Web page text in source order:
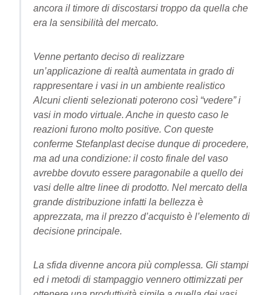
ancora il timore di discostarsi troppo da quella che
era la sensibilità del mercato.
Venne pertanto deciso di realizzare
un’applicazione di realtà aumentata in grado di
rappresentare i vasi in un ambiente realistico
Alcuni clienti selezionati poterono così “vedere” i
vasi in modo virtuale. Anche in questo caso le
reazioni furono molto positive. Con queste
conferme Stefanplast decise dunque di procedere,
ma ad una condizione: il costo finale del vaso
avrebbe dovuto essere paragonabile a quello dei
vasi delle altre linee di prodotto. Nel mercato della
grande distribuzione infatti la bellezza è
apprezzata, ma il prezzo d’acquisto è l’elemento di
decisione principale.
La sfida divenne ancora più complessa. Gli stampi
ed i metodi di stampaggio vennero ottimizzati per